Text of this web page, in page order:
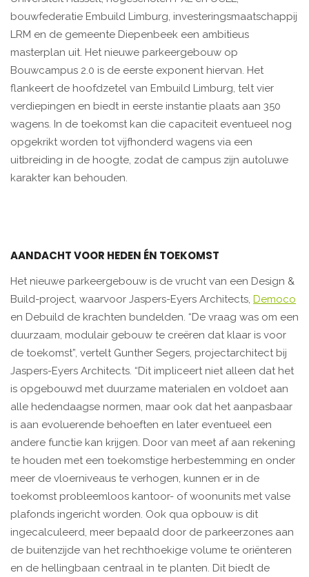
bouwfederatie Embuild Limburg, investeringsmaatschappij
LRM en de gemeente Diepenbeek een ambitieus
masterplan uit. Het nieuwe parkeergebouw op
Bouwcampus 2.0 is de eerste exponent hiervan. Het
flankeert de hoofdzetel van Embuild Limburg, telt vier
verdiepingen en biedt in eerste instantie plaats aan 350
wagens. In de toekomst kan die capaciteit eventueel nog
opgekrikt worden tot vijfhonderd wagens via een
uitbreiding in de hoogte, zodat de campus zijn autoluwe
karakter kan behouden.
AANDACHT VOOR HEDEN ÉN TOEKOMST
Het nieuwe parkeergebouw is de vrucht van een Design &
Build-project, waarvoor Jaspers-Eyers Architects, Democo
en Debuild de krachten bundelden. “De vraag was om een
duurzaam, modulair gebouw te creëren dat klaar is voor
de toekomst”, vertelt Gunther Segers, projectarchitect bij
Jaspers-Eyers Architects. “Dit impliceert niet alleen dat het
is opgebouwd met duurzame materialen en voldoet aan
alle hedendaagse normen, maar ook dat het aanpasbaar
is aan evoluerende behoeften en later eventueel een
andere functie kan krijgen. Door van meet af aan rekening
te houden met een toekomstige herbestemming en onder
meer de vloerniveaus te verhogen, kunnen er in de
toekomst probleemloos kantoor- of woonunits met valse
plafonds ingericht worden. Ook qua opbouw is dit
ingecalculeerd, meer bepaald door de parkeerzones aan
de buitenzijde van het rechthoekige volume te oriënteren
en de hellingbaan centraal in te planten. Dit biedt de